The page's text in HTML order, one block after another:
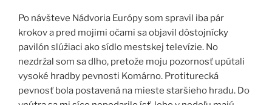
Po návšteve Nádvoria Európy som spravil iba pár
krokov a pred mojimi očami sa objavil dôstojnícky
pavilón slúžiaci ako sídlo mestskej televízie. No
nezdržal som sa dlho, pretože moju pozornosť upútali
vysoké hradby pevnosti Komárno. Protiturecká
pevnosť bola postavená na mieste staršieho hradu. Do